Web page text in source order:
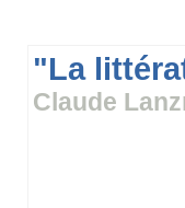
"La
Claude